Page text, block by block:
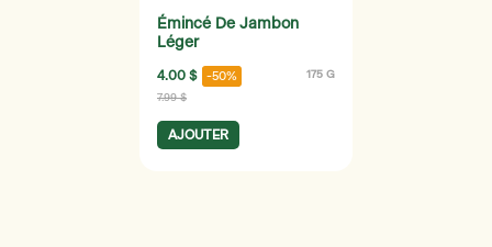
Émincé De Jambon
Léger
4.00 $ -50% 175 G
7.99 $
AJOUTER